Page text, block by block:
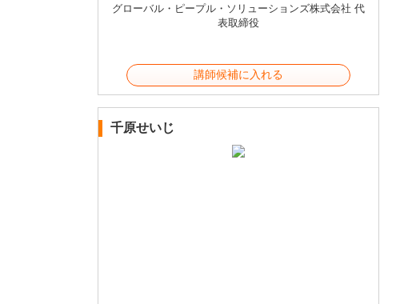
グローバル・ピープル・ソリューションズ株式会社 代
表取締役
講師候補に入れる
千原せいじ